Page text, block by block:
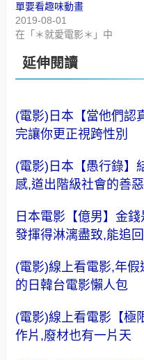
單要看趣味動畫
2019-08-01
在「＊就愛電影＊」中
延伸閱讀
(電影)日本【當他們認
完讓你更正視跨性別
(電影)日本【愚行錄】
感,道出階級社會的善惡
日本電影【億男】金
發揮得淋漓盡致,能追
(電影)線上看電影,年
的日韓台電影懶人包
(電影)線上看電影【極
作片,廢材也有一片天